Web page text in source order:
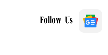
Follow Us